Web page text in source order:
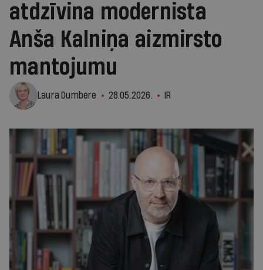
atdzīvina modernista
Anša Kalniņa aizmirsto
mantojumu
Laura Dumbere 28.05.2026. IR